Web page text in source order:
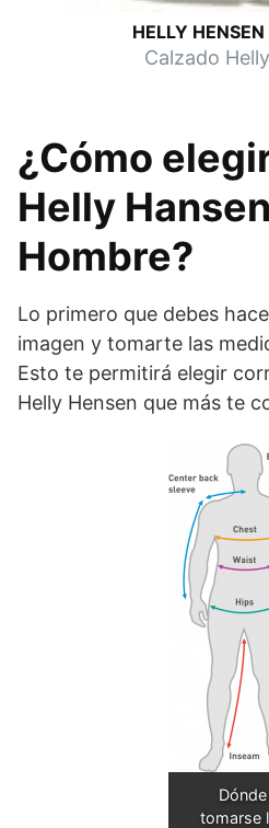
HELLY
Calzado
¿Cómo
Helly
Hombre?
Lo primero que debes
imagen y tomarte las
Esto te permitirá elegir
Helly Hensen que más te
Dónde
tomarse